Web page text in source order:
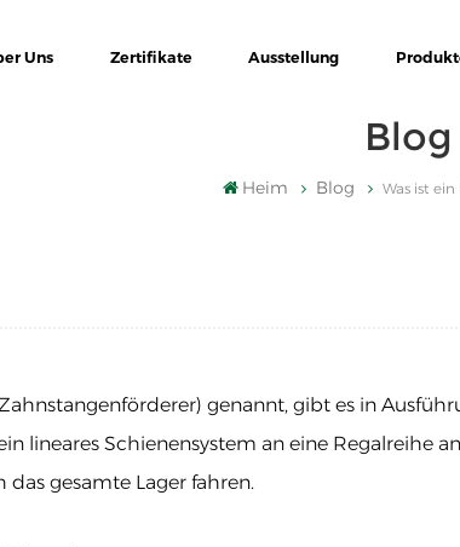
Uns Zertifikate Ausstellung
Blog
Heim Blog Was ist
genannt, gibt es in
lineares Schienensystem an eine Regalreihe
gesamte Lager fahren.